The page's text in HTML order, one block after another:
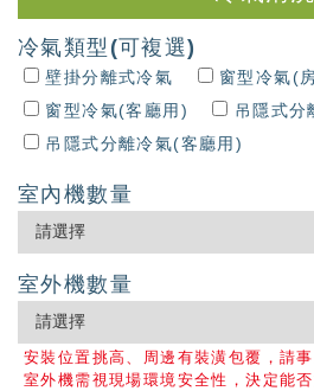
冷氣類型(可複選)
壁掛分離式冷氣
窗型冷氣(
窗型冷氣(客廳用)
吊隱式分
吊隱式分離冷氣(客廳用)
室內機數量
室外機數量
安裝位置挑高、周邊有裝潢包覆，請
室外機需視現場環境安全性，決定能